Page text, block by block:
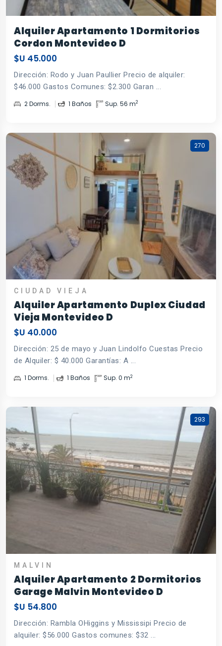
Alquiler Apartamento 1 Dormitorios
Cordon Montevideo D
$U 45.000
Dirección: Rodo y Juan Paullier Precio de alquiler:
$46.000 Gastos Comunes: $2.300 Garan ...
2 Dorms. 1 Baños Sup. 56 m2
270
CIUDAD VIEJA
Alquiler Apartamento Duplex Ciudad
Vieja Montevideo D
$U 40.000
Dirección: 25 de mayo y Juan Lindolfo Cuestas Precio
de Alquiler: $ 40.000 Garantías: A ...
1 Dorms. 1 Baños Sup. 0 m2
293
MALVI­N
Alquiler Apartamento 2 Dormitorios
Garage Malvin Montevideo D
$U 54.800
Dirección: Rambla OHiggins y Mississipi Precio de
alquiler: $56.000 Gastos comunes: $32 ...